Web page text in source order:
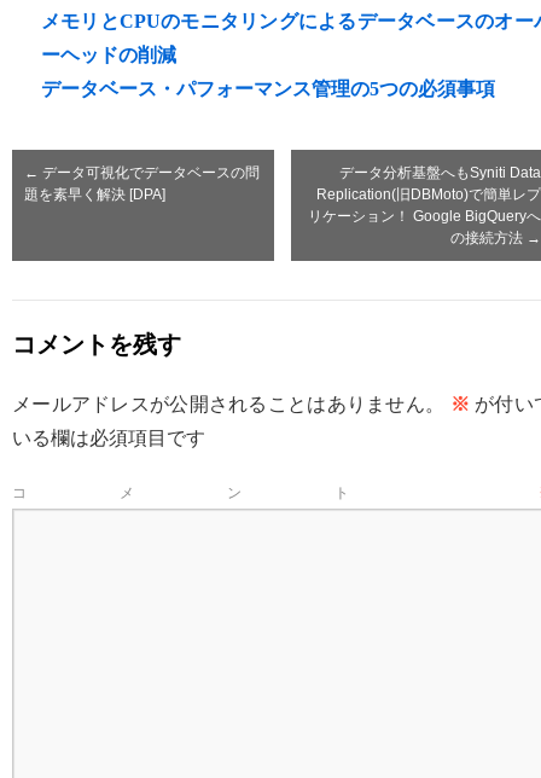
メモリとCPUのモニタリングによるデータベースのオー
ーヘッドの削減
データベース・パフォーマンス管理の5つの必須事項
← データ可視化でデータベースの問
題を素早く解決 [DPA]
データ分析基盤へもSyniti Data
Replication(旧DBMoto)で簡単レプ
リケーション！ Google BigQueryへ
の接続方法 →
コメントを残す
メールアドレスが公開されることはありません。 ※ が付い
いる欄は必須項目です
コメント